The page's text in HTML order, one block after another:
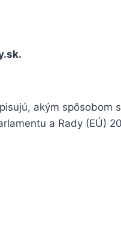
akým spôsobom
a Rady (EÚ)